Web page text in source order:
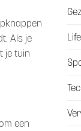
Als je
je tuin
een